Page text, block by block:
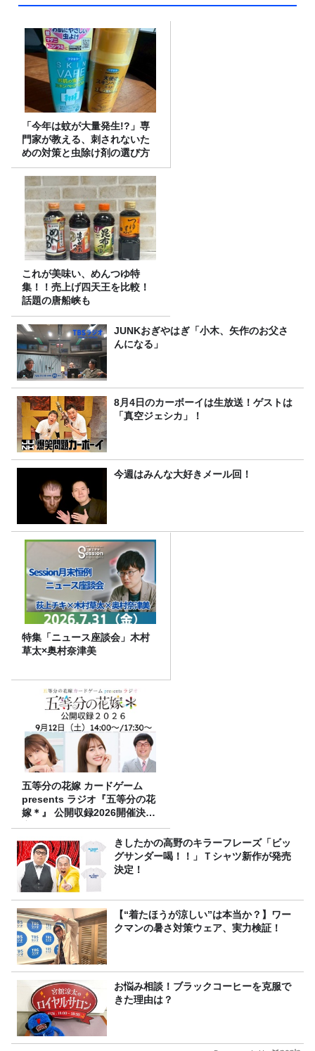
「今年は蚊が大量発生!?」専
門家が教える、刺されないた
めの対策と虫除け剤の選び方
これが美味い、めんつゆ特
集！！売上げ四天王を比較！
話題の唐船峡も
JUNKおぎやはぎ「小木、矢作のお父さ
んになる」
8月4日のカーボーイは生放送！ゲストは
「真空ジェシカ」！
今週はみんな大好きメール回！
特集「ニュース座談会」木村
草太×奥村奈津美
五等分の花嫁 カードゲーム
presents ラジオ『五等分の花
嫁＊』 公開収録2026開催決
定！
きしたかの高野のキラーフレーズ「ビッ
グサンダー喝！！」Ｔシャツ新作が発売
決定！
【“着たほうが涼しい”は本当か？】ワー
クマンの暑さ対策ウェア、実力検証！
お悩み相談！ブラックコーヒーを克服で
きた理由は？